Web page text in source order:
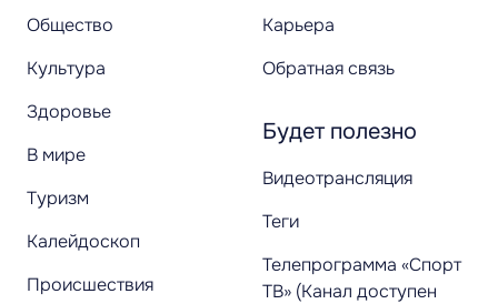
Общество
Культура
Здоровье
В мире
Туризм
Калейдоскоп
Происшествия
Карьера
Обратная связь
Будет полезно
Видеотрансляция
Теги
Телепрограмма «Спорт
ТВ» (Канал доступен